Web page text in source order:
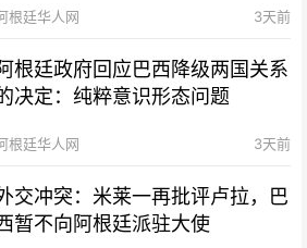
根廷华人网 3天前
根廷政府回应巴西降级两国关系
决定：纯粹意识形态问题
根廷华人网 3天前
交冲突：米莱一再批评卢拉，巴
暂不向阿根廷派驻大使